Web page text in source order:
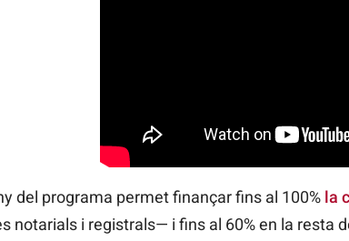
del programa permet finançar fins al 100%la
notarials i registrals— i fins al 60% en la resta